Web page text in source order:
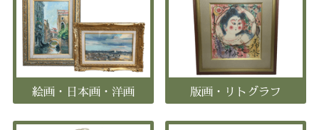
絵画・日本画・洋画 版画・リトグラフ